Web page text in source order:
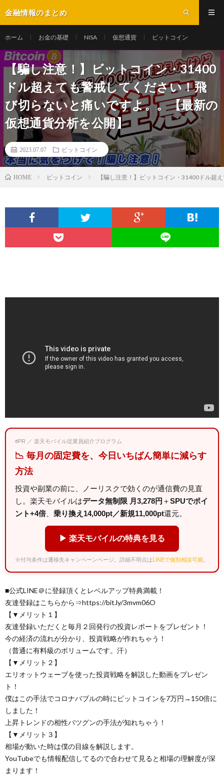
金融情報のまとめ
ホーム お金の基礎 NISA 仮想通貨 ビットコイン
【騙し注意！】ビットコイン・31400
ドル超えても警戒してください！飛
び切らないと痛いですよ。。【最新の
仮想通貨分析を公開】
2023.07.07 ビットコイン
HOME ビットコイン 【騙し注意！】ビットコイン・31400ドル超
#PR ／ 楽天モバイル従業員紹介プログラム
📉 毎月の固定費を、今日いちばん簡単に減らす
方法
投資や副業の前に、ノーリスクで効くのが通信費の見直
し。楽天モバイルはデータ無制限 月3,278円 ＋SPUでポイ
ント+4倍
乗り換え14,000pt／新規11,000pt還元。
▶ 楽天モバイルの特典を見る
※付与条件は遷移先キャンペーンページ。詳細不明点はLINEで個別相談可能
■公式LINE＠に登録頂くとレベルアップ特典満載！
友達登録はこちらから⇒https://bit.ly/3mvm06O
【▼メリット１】
友達登録いただくと毎月２回発行の投資レポートをプレゼント！
今の経済の流れが分かり、投資戦略が作れちゃう！
（普通に有料級のボリュームです。汗）
【▼メリット２】
エリオットウェーブを使った投資戦略を解説した動画をプレゼン
ト！
僕はこの手法でコロナバブルの時にビットコインを7万円→150倍に
しました！
上昇トレンドの相性バツグンの手法が知れちゃう！
【▼メリット３】
相場が動いた時は僕の目線を解説します。
YouTubeでも情報配信してるので合わせて見ると相場の理解度が深
まります！